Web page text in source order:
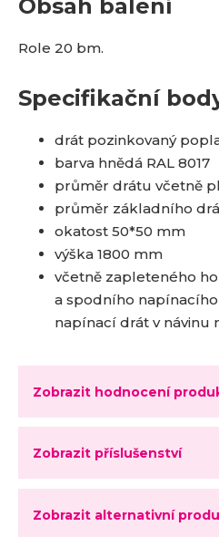
Obsah balení
Role 20 bm.
Specifikační
drát pozinkovaný
barva hnědá RAL 8017
průměr drátu včetně
průměr základního
okatost 50*50 mm
výška 1800 mm
včetně zapleteného
a spodního
napínací drát v návinu
Zobrazit hodnocení
Zobrazit příslušenství
Zobrazit alternativní